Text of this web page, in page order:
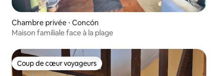
Chambre privée ⋅ Concón
Maison familiale face à la plage
Coup de cœur voyageurs
Coup de cœur voyageurs